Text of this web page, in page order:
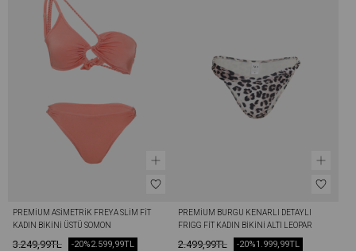
PREMIUM ASIMETRIK FREYA SLIM FIT
KADIN BIKINI ÜSTÜ SOMON
3.249,99TL 2.599,99TL
-20%
PREMIUM BURGU KENARLI DETAYLI
FRIGG FIT KADIN BIKINI ALTI LEOPAR
2.499,99TL 1.999,99TL
-20%